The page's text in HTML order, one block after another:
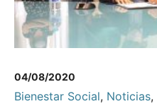
04/08/2020
Bienestar Social, Noticias,